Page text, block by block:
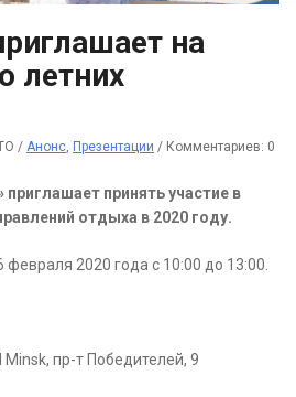
на
летних
/ Анонс, Презентации / Комментариев: 0
принять участие в
отдыха в 2020 году.
февраля 2020 года с 10:00 до 13:00.
пр-т Победителей, 9